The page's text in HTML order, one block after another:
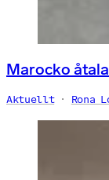
Marocko
Aktuellt Rona